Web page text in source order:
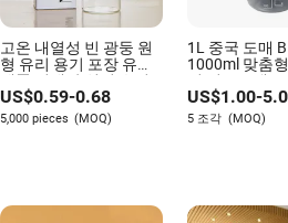
고온 내열성 빈 광둥 원
형 유리 용기 포장 유리
제품 미네랄 워터 유리
컵 1000ml 750ml
500ml 300ml 유리 물병
제조업체
US$0.59-0.68
5,000 pieces (MOQ)
1L 중국 도매
1000ml 맞춤
틱 이스트램
알겐 물병
US$1.00-
5 조각 (MOQ)